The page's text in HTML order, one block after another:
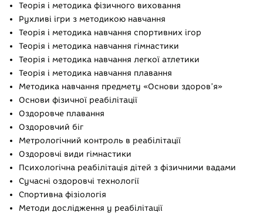
Теорія і методика фізичного виховання
Рухливі ігри з методикою навчання
Теорія і методика навчання спортивних ігор
Теорія і методика навчання гімнастики
Теорія і методика навчання легкої атлетики
Теорія і методика навчання плавання
Методика навчання предмету «Основи здоров’я»
Основи фізичної реабілітації
Оздоровче плавання
Оздоровчий біг
Метрологічний контроль в реабілітації
Оздоровчі види гімнастики
Психологічна реабілітація дітей з фізичними вадами
Сучасні оздоровчі технології
Спортивна фізіологія
Методи дослідження у реабілітації